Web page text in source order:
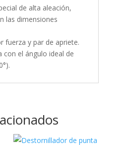
de alta aleación,
las dimensiones
fuerza y par de apriete.
con el ángulo ideal de